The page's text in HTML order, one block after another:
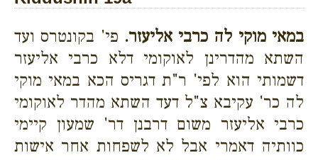
במאי מוקי לה כרבי אליעזר. פי' בקונטרס ועד
השתא מהדרינן לאוקומי דלא כרבי אליעזר
דשמותי הוא לפי' ר"ת דגריס הכא במאי מוקי
לה כר' עקיבא צ"ל דעד השתא מהדר לאוקומי
כרבי אליעזר משום דרבנן דר' שמעון קיימי
כוותיה דאמרי אבל לא לשפחות אחר אישות